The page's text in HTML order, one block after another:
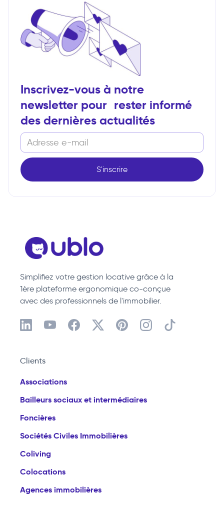
Inscrivez-vous à notre
newsletter pour rester informé
des dernières actualités
Simplifiez votre gestion locative grâce à la
1ère plateforme ergonomique co-conçue
avec des professionnels de l'immobilier.
Clients
Associations
Bailleurs sociaux et intermédiaires
Foncières
Sociétés Civiles Immobilières
Coliving
Colocations
Agences immobilières